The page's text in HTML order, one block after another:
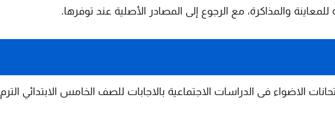
للمعاينة والمذاكرة، مع الرجوع إلى المصادر الأصلية عند توفرها.
الاضواء فى الدراسات الاجتماعية بالاجابات للصف الخامس الابتدائي الترم